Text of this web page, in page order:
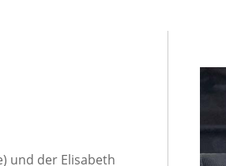
und der Elisabeth